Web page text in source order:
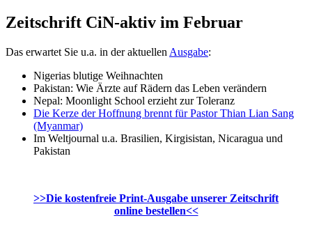
Zeitschrift CiN-aktiv im Februar
Das erwartet Sie u.a. in der aktuellen Ausgabe:
Nigerias blutige Weihnachten
Pakistan: Wie Ärzte auf Rädern das Leben verändern
Nepal: Moonlight School erzieht zur Toleranz
Die Kerze der Hoffnung brennt für Pastor Thian Lian Sang
(Myanmar)
Im Weltjournal u.a. Brasilien, Kirgisistan, Nicaragua und
Pakistan
>>Die kostenfreie Print-Ausgabe unserer Zeitschrift
online bestellen<<